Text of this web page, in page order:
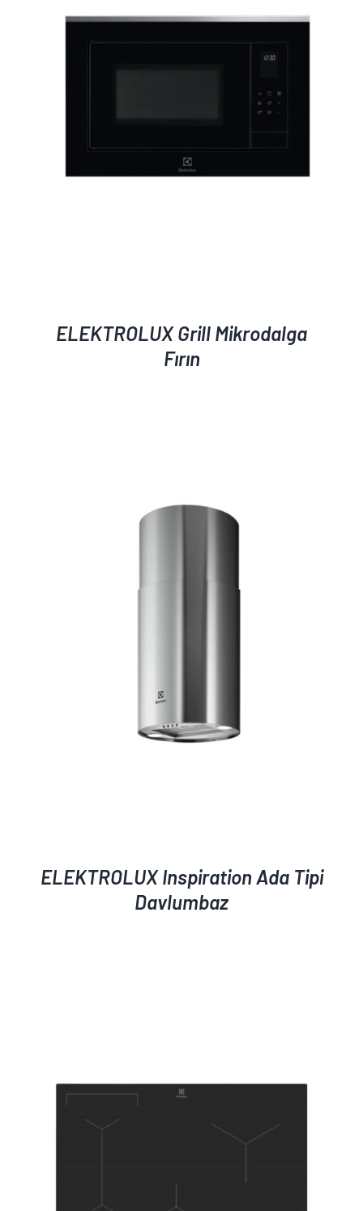
ELEKTROLUX Grill Mikrodalga
Fırın
ELEKTROLUX Inspiration Ada Tipi
Davlumbaz